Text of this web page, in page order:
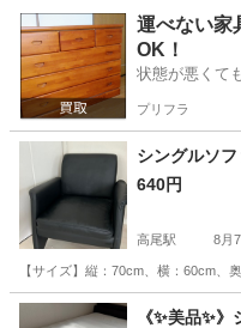
東京 大田区 馬込駅 テ
運べない家
OK！
状態が悪くて
プリフラ
シングルソフ
640円
高尾駅 8月
【サイズ】縦：70cm、横：60cm
東京 八王子市 高尾駅
《✨美品✨